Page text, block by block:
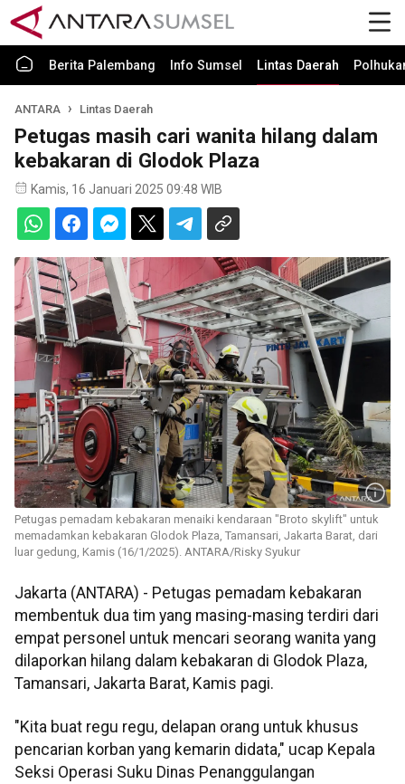
Berita Palembang Info Sumsel Lintas Daerah
ANTARA Lintas Daerah
Petugas masih cari wanita hilang dalam
kebakaran di Glodok Plaza
Kamis, 16 Januari 2025 09:48 WIB
Petugas pemadam kebakaran menaiki kendaraan "Broto skylift" untuk
memadamkan kebakaran Glodok Plaza, Tamansari, Jakarta Barat, dari
luar gedung, Kamis (16/1/2025). ANTARA/Risky Syukur
Jakarta (ANTARA) - Petugas pemadam kebakaran
membentuk dua tim yang masing-masing terdiri dari
empat personel untuk mencari seorang wanita yang
dilaporkan hilang dalam kebakaran di Glodok Plaza,
Tamansari, Jakarta Barat, Kamis pagi.
"Kita buat regu regu, delapan orang untuk khusus
pencarian korban yang kemarin didata," ucap Kepala
Seksi Operasi Suku Dinas Penanggulangan